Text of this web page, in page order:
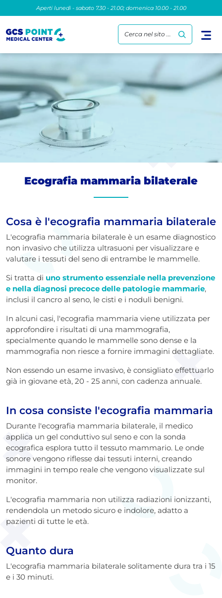
Aperti lunedì - sabato 7.30 - 21.00; domenica 10.00 - 21.00
Cerca nel sito ...
Ecografia mammaria bilaterale
Cosa è l'ecografia mammaria bilaterale
L'ecografia mammaria bilaterale è un esame diagnostico
non invasivo che utilizza ultrasuoni per visualizzare e
valutare i tessuti del seno di entrambe le mammelle.
Si tratta di uno strumento essenziale nella prevenzione
e nella diagnosi precoce delle patologie mammarie,
inclusi il cancro al seno, le cisti e i noduli benigni.
In alcuni casi, l'ecografia mammaria viene utilizzata per
approfondire i risultati di una mammografia,
specialmente quando le mammelle sono dense e la
mammografia non riesce a fornire immagini dettagliate.
Non essendo un esame invasivo, è consigliato effettuarlo
già in giovane età, 20 - 25 anni, con cadenza annuale.
In cosa consiste l'ecografia mammaria
Durante l'ecografia mammaria bilaterale, il medico
applica un gel conduttivo sul seno e con la sonda
ecografica esplora tutto il tessuto mammario. Le onde
sonore vengono riflesse dai tessuti interni, creando
immagini in tempo reale che vengono visualizzate sul
monitor.
L'ecografia mammaria non utilizza radiazioni ionizzanti,
rendendola un metodo sicuro e indolore, adatto a
pazienti di tutte le età.
Quanto dura
L'ecografia mammaria bilaterale solitamente dura tra i 15
e i 30 minuti.